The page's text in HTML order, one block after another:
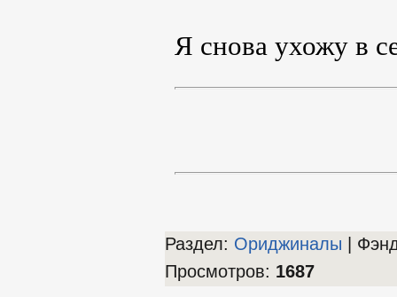
Я снова ухожу в
Раздел: Ориджиналы |
Просмотров: 1687